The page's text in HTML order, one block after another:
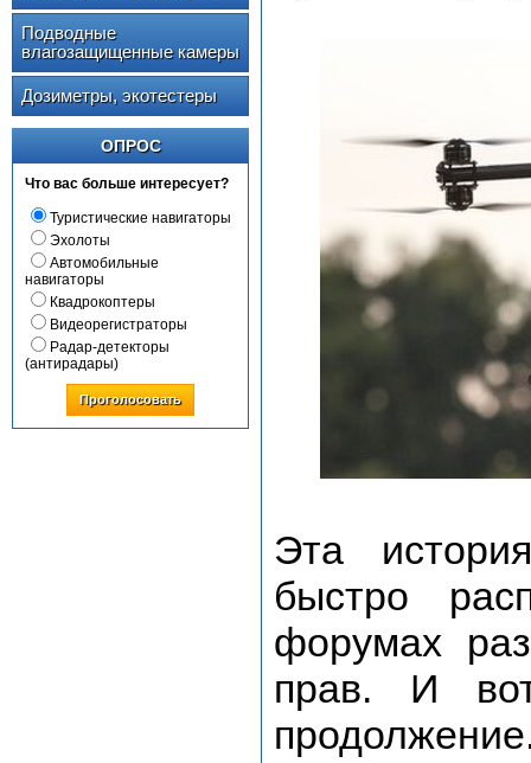
Подводные
влагозащищенные камеры
Дозиметры, экотестеры
ОПРОС
Что вас больше интересует?
Туристические навигаторы
Эхолоты
Автомобильные
навигаторы
Квадрокоптеры
Видеорегистраторы
Радар-детекторы
(антирадары)
Проголосовать
Эта
быстро
форумах
прав. И